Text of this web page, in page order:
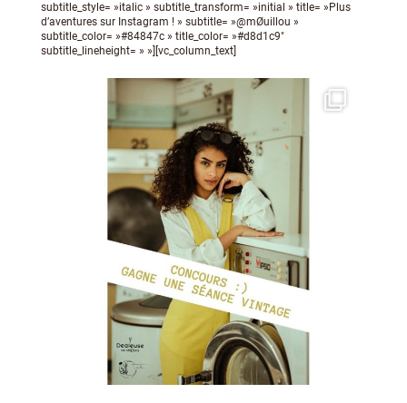
subtitle_style= »italic » subtitle_transform= »initial » title= »Plus
d’aventures sur Instagram ! » subtitle= »@mØuillou »
subtitle_color= »#84847c » title_color= »#d8d1c9″
subtitle_lineheight= » »][vc_column_text]